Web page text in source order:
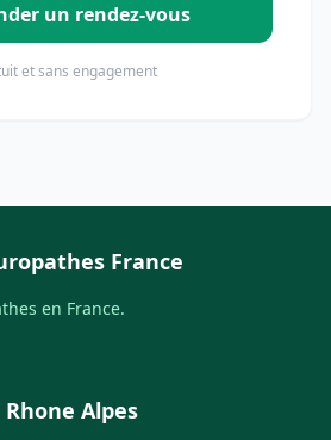
un rendez-vous
et sans engagement
France
en France.
Alpes